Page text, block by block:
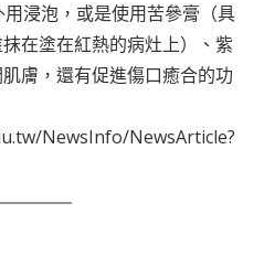
浸泡，或是使用苦參膏（具
在塗在紅熱的病灶上）、紫
膚，還有促進傷口癒合的功
NewsInfo/NewsArticle?